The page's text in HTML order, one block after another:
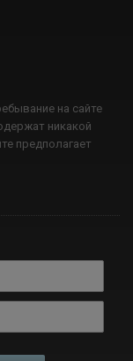
на сайте
никакой
предполагает